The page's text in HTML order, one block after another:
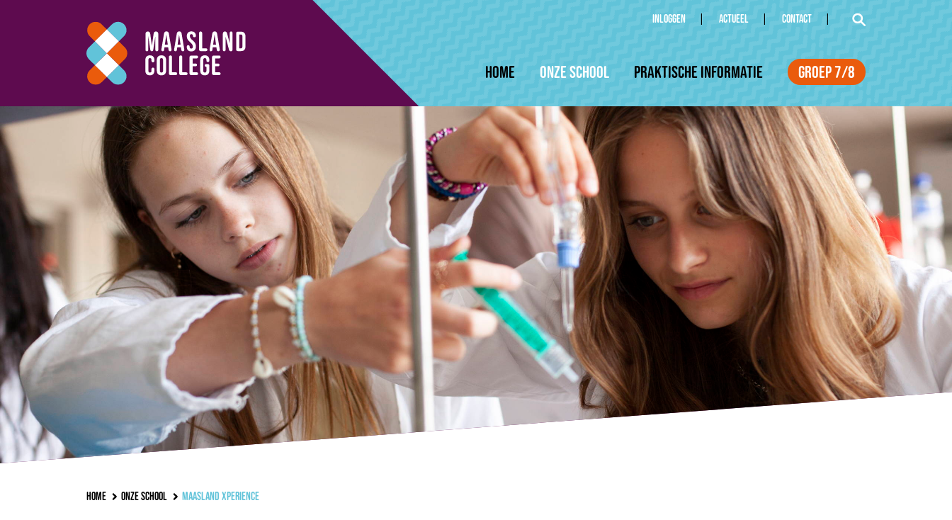
INLOGGEN ACTUEEL CONTACT
Home Onze school Praktische informatie Groep 7/8
Home Onze school Maasland Xperience